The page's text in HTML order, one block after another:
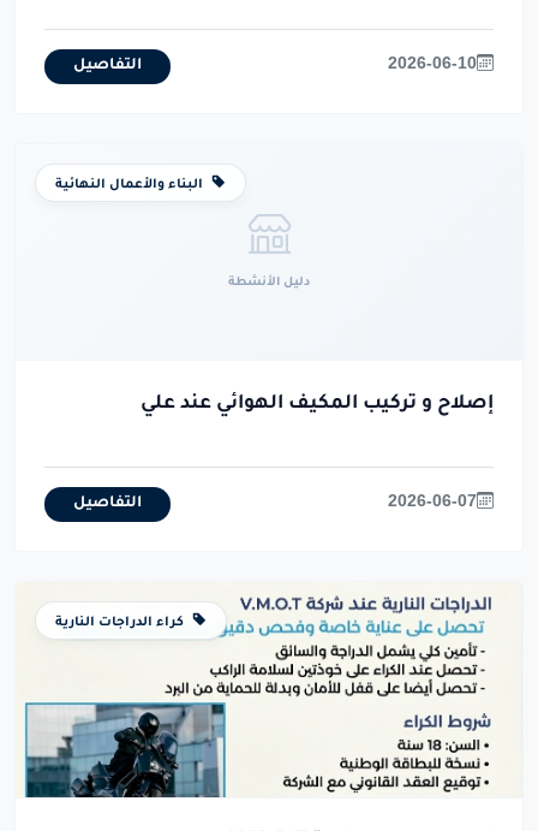
2026-06-10 التفاصيل
دليل الأنشطة
البناء والأعمال النهائية
إصلاح و تركيب المكيف الهوائي عند علي
2026-06-07 التفاصيل
كراء الدراجات النارية